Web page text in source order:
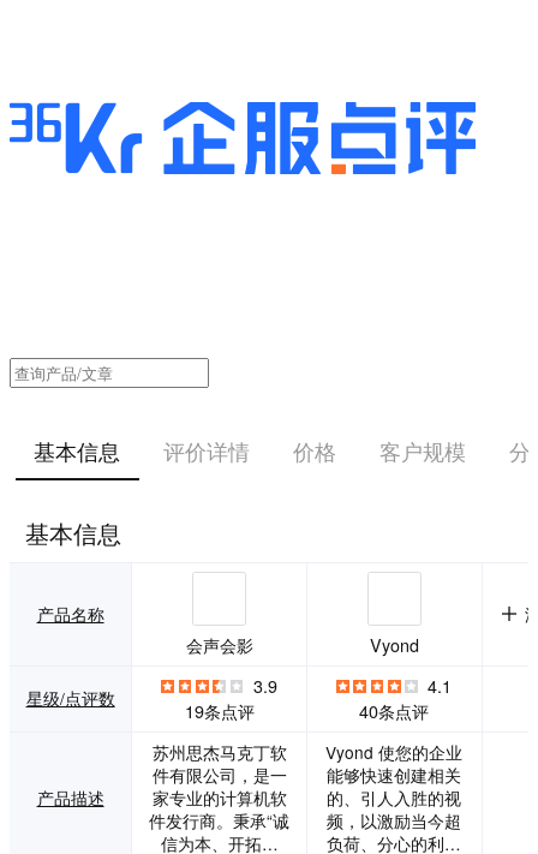
基本信息 评价详情 价格 客户规模 分
基本信息
产品名称
会声会影
Vyond
星级/点评数
3.9
19条点评
4.1
40条点评
产品描述
苏州思杰马克丁软
件有限公司，是一
家专业的计算机软
件发行商。秉承“诚
信为本、开拓进
Vyond 使您的企业
能够快速创建相关
的、引人入胜的视
频，以激励当今超
负荷、分心的利益